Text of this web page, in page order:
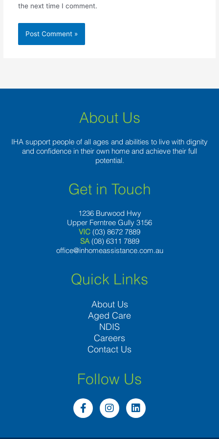
the next time I comment.
About Us
IHA support people of all ages and abilities to live with dignity
and confidence in their own home and achieve their full
potential.
Get in Touch
1236 Burwood Hwy
Upper Ferntree Gully 3156
VIC (03) 8672 7889
SA (08) 6311 7889
office@inhomeassistance.com.au
Quick Links
About Us
Aged Care
NDIS
Careers
Contact Us
Follow Us
F
a
I
n
L
i